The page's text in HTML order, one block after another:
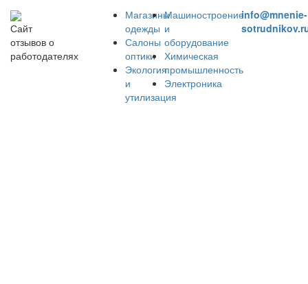
Сайт
отзывов о
работодателях
Магазины
одежды
Салоны
оптики
Экология
и
утилизация
Машиностроение
и
оборудование
Химическая
промышленность
Электроника
info@mnenie-